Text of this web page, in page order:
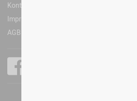
Kontakt
Impressum
AGB & Privacy